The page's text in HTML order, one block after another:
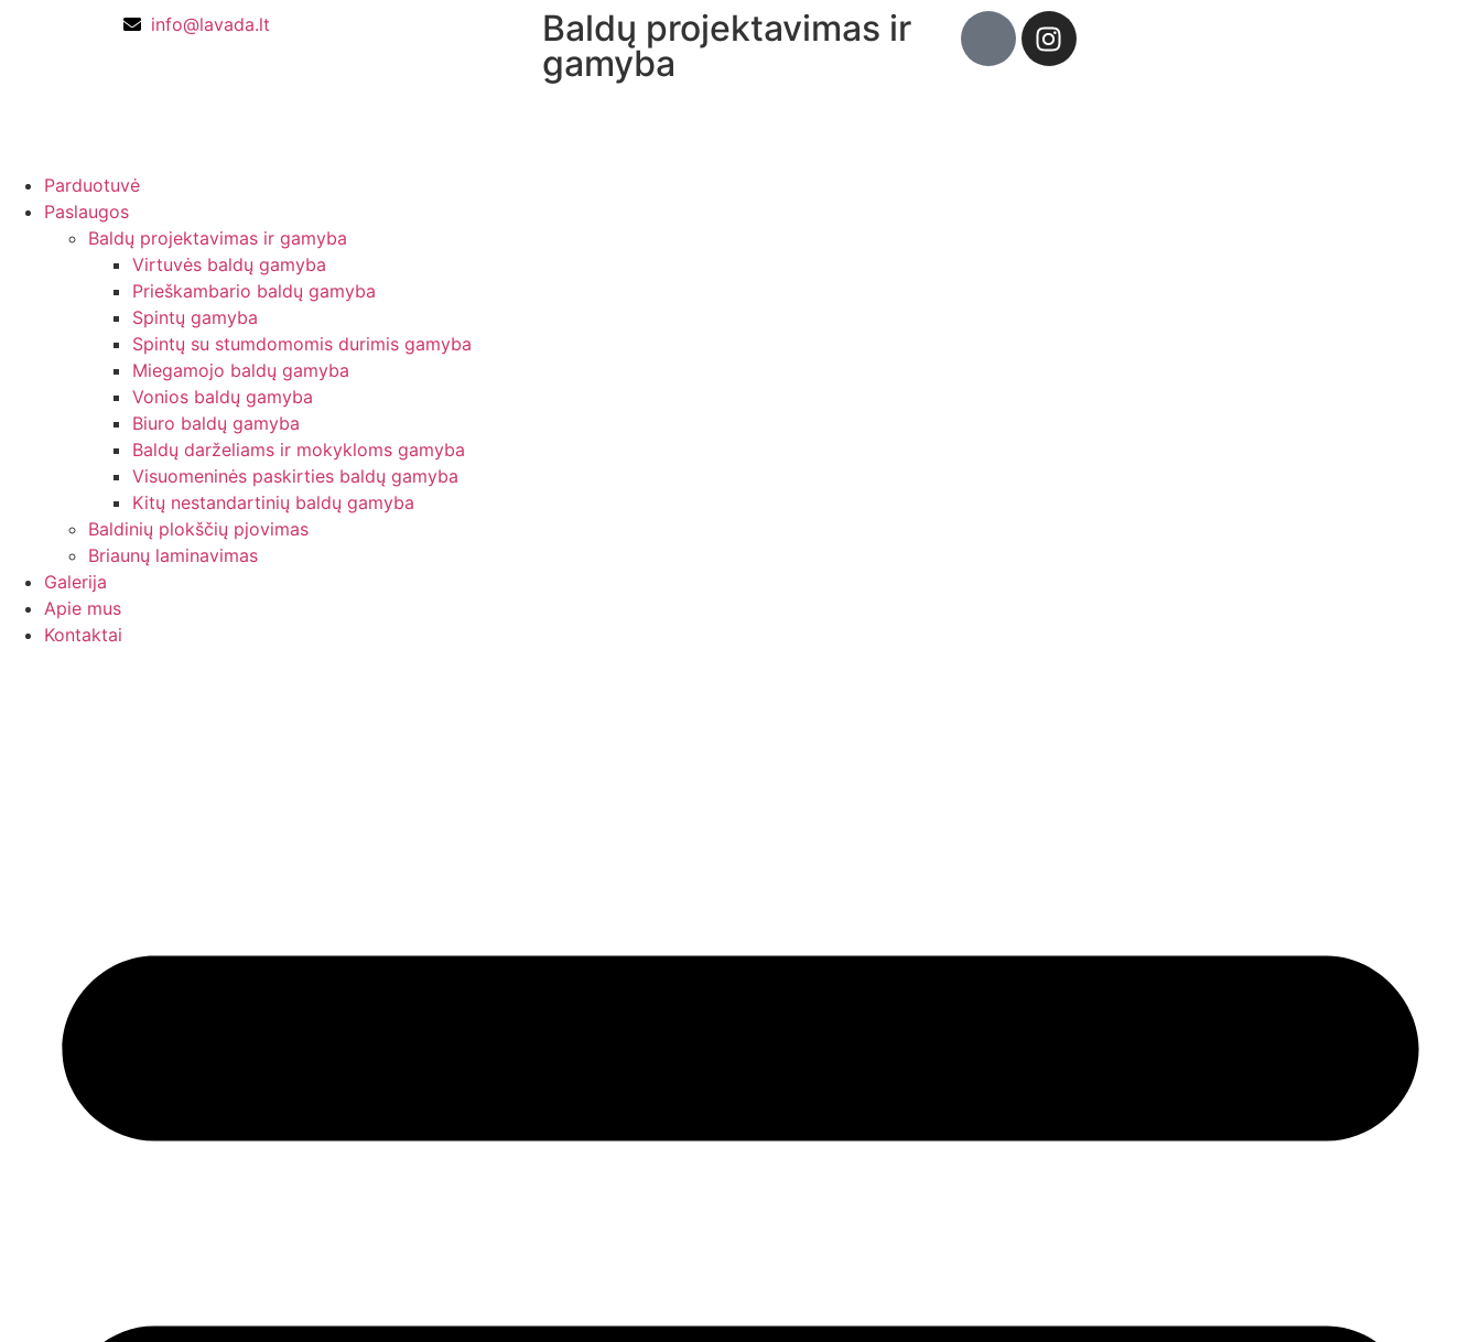
info@lavada.lt
Baldų projektavimas ir
gamyba
Parduotuvė
Paslaugos
Baldų projektavimas ir gamyba
Virtuvės baldų gamyba
Prieškambario baldų gamyba
Spintų gamyba
Spintų su stumdomomis durimis gamyba
Miegamojo baldų gamyba
Vonios baldų gamyba
Biuro baldų gamyba
Baldų darželiams ir mokykloms gamyba
Visuomeninės paskirties baldų gamyba
Kitų nestandartinių baldų gamyba
Baldinių plokščių pjovimas
Briaunų laminavimas
Galerija
Apie mus
Kontaktai